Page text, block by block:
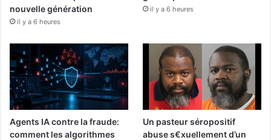
nouvelle génération
il y a 6 heures
il y a 6 heures
Agents IA contre la fraude:
comment les algorithmes
Un pasteur séropositif
abuse s€xuellement d’un